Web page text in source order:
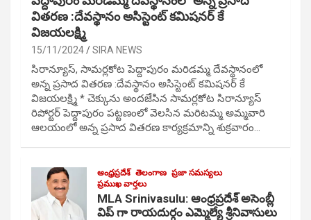
వితరణ :దేవస్థానం అసిస్టెంట్ కమిషనర్ కే
విజయలక్ష్మి
15/11/2024 SIRA NEWS
సిరాన్యూస్, సామర్లకోట పెద్దాపురం మరిడమ్మ దేవస్థానంలో
అన్న ప్రసాద వితరణ :దేవస్థానం అసిస్టెంట్ కమిషనర్ కే
విజయలక్ష్మి * చెక్కును అందజేసిన సామర్లకోట సిరాన్యూస్
రిపోర్టర్ పెద్దాపురం పట్టణంలో వెలసిన మరిటమ్మ అమ్మవారి
ఆలయంలో అన్న ప్రసాద వితరణ కార్యక్రమాన్ని శుక్రవారం…
ఆంధ్రప్రదేశ్ తెలంగాణ ప్రజా సమస్యలు
ప్రముఖ వార్తలు
MLA Srinivasulu: ఆంధ్రప్రదేశ్ అసెంబ్లీ
విప్ గా రాయదుర్గం ఎమ్మెల్యే శ్రీనివాసులు